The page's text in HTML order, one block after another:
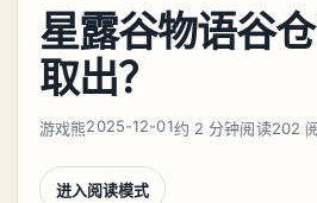
星露谷物语谷
取出？
游戏熊2025-12-01约 2 分钟阅读202
进入阅读模式